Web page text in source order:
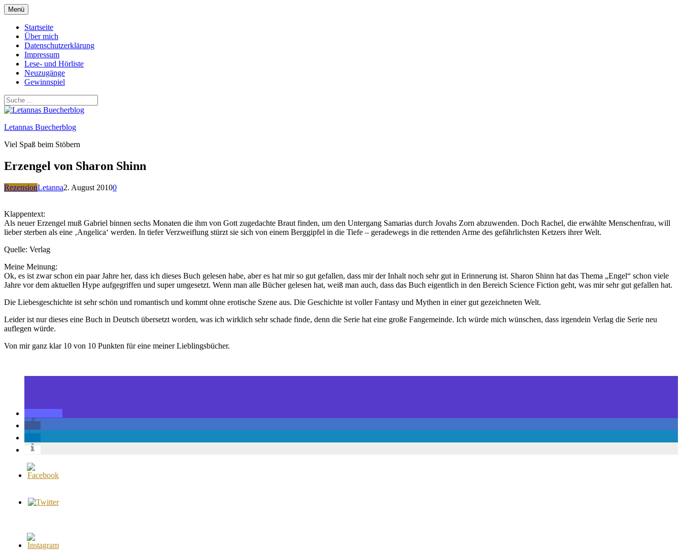
Zum
Inhalt
springen
Menü
Startseite
Über mich
Datenschutzerklärung
Impressum
Lese- und Hörliste
Neuzugänge
Gewinnspiel
Letannas Buecherblog
Viel Spaß beim Stöbern
Erzengel von Sharon Shinn
RezensionLetanna2. August 20100
Klappentext:
Als neuer Erzengel muß Gabriel binnen sechs Monaten die ihm von Gott zugedachte Braut finden, um den Untergang Samarias durch Jovahs Zorn abzuwenden. Doch Rachel, die erwählte Menschenfrau, will
lieber sterben als eine ‚Angelica‘ werden. In tiefer Verzweiflung stürzt sie sich von einem Berggipfel in die Tiefe – geradewegs in die rettenden Arme des gefährlichsten Ketzers ihrer Welt.
Quelle: Verlag
Meine Meinung:
Ok, es ist zwar schon ein paar Jahre her, dass ich dieses Buch gelesen habe, aber es hat mir so gut gefallen, dass mir der Inhalt noch sehr gut in Erinnerung ist. Sharon Shinn hat das Thema „Engel“ schon viele
Jahre vor dem aktuellen Hype aufgegriffen und super umgesetzt. Wenn man alle Bücher gelesen hat, weiß man auch, dass das Buch eigentlich in den Bereich Science Fiction geht, was mir sehr gut gefallen hat.
Die Liebesgeschichte ist sehr schön und romantisch und kommt ohne erotische Szene aus. Die Geschichte ist voller Fantasy und Mythen in einer gut gezeichneten Welt.
Leider ist nur dieses eine Buch in Deutsch übersetzt worden, was ich wirklich sehr schade finde, denn die Serie hat eine große Fangemeinde. Ich würde mich wünschen, dass irgendein Verlag die Serie neu
auflegen würde.
Von mir ganz klar 10 von 10 Punkten für eine meiner Lieblingsbücher.